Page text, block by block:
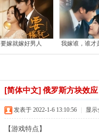
要嫁就嫁好男人 我嫁谁，谁才
[简体中文] 俄罗斯方块效
发表于 2022-1-6 13:10:56 显
【游戏特点】